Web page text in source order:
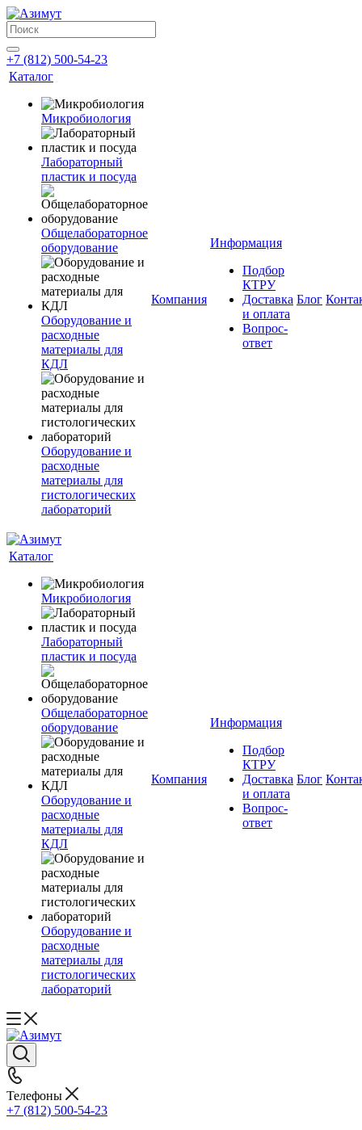
+7 (812) 500-54-23
Каталог
Микробиология
Лабораторный
пластик и посуда
Общелабораторное
оборудование
Оборудование и
расходные
материалы для
КДЛ
Оборудование и
расходные
материалы для
гистологических
лабораторий
Компания
Информация
Подбор
КТРУ
Доставка
и оплата
Вопрос-
ответ
Блог
Каталог
Микробиология
Лабораторный
пластик и посуда
Общелабораторное
оборудование
Оборудование и
расходные
материалы для
КДЛ
Оборудование и
расходные
материалы для
гистологических
лабораторий
Компания
Информация
Подбор
КТРУ
Доставка
и оплата
Вопрос-
ответ
Блог
Телефоны
+7 (812) 500-54-23